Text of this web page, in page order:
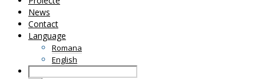
News
Contact
Language
Romana
English